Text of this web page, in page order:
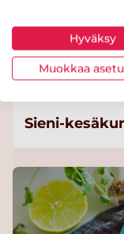
Sieni-
Hyväksy
Muokkaa